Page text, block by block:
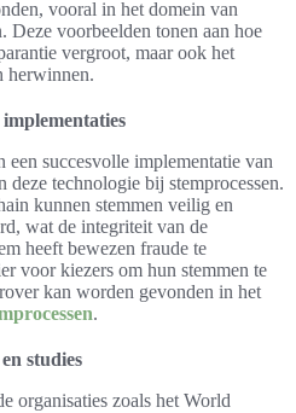
vooral in het domein van
Deze voorbeelden tonen aan hoe
vergroot, maar ook het
herwinnen.
succesvolle implementatie van
deze technologie bij stemprocessen.
kunnen stemmen veilig en
wat de integriteit van de
heeft bewezen fraude te
voor kiezers om hun stemmen te
kan worden gevonden in het
.
studies
organisaties zoals het World